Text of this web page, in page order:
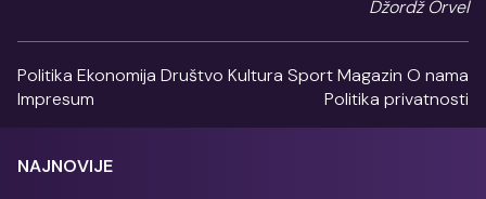
Džordž Orvel
Politika Ekonomija Društvo Kultura SportMagazin O nama
Impresum
Politika privatnosti
NAJNOVIJE